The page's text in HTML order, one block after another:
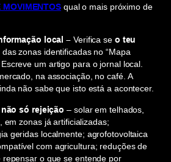
MOVIMENTOS qual o mais próximo de
local – Verifica se o teu
zonas identificadas no “Mapa
um artigo para o jornal local.
na associação, no café. A
não sabe que isto está a acontecer.
não só rejeição– solar em telhados,
em zonas já artificializadas;
geridas localmente; agrofotovoltaica
com agricultura; reduções de
o que se entende por